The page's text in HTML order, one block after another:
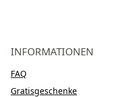
INFORMATIONEN
FAQ
Gratisgeschenke